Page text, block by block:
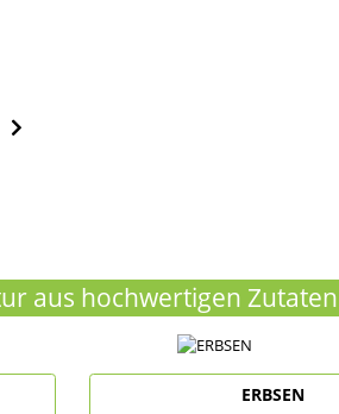
aus hochwertigen Zutaten
ERBSEN